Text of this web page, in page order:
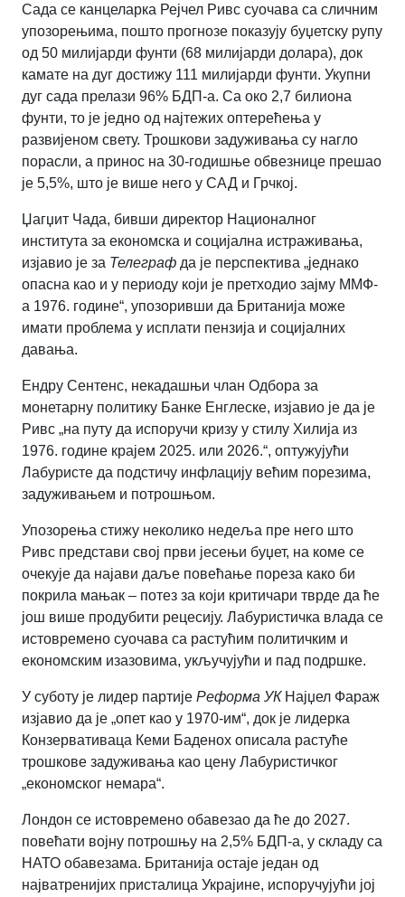
Сада се канцеларка Рејчел Ривс суочава са сличним
упозорењима, пошто прогнозе показују буџетску рупу
од 50 милијарди фунти (68 милијарди долара), док
камате на дуг достижу 111 милијарди фунти. Укупни
дуг сада прелази 96% БДП-а. Са око 2,7 билиона
фунти, то је једно од најтежих оптерећења у
развијеном свету. Трошкови задуживања су нагло
порасли, а принос на 30-годишње обвезнице прешао
је 5,5%, што је више него у САД и Грчкој.
Џагџит Чада, бивши директор Националног
института за економска и социјална истраживања,
изјавио је за Телеграф да је перспектива „једнако
опасна као и у периоду који је претходио зајму ММФ-
а 1976. године“, упозоривши да Британија може
имати проблема у исплати пензија и социјалних
давања.
Ендру Сентенс, некадашњи члан Одбора за
монетарну политику Банке Енглеске, изјавио је да је
Ривс „на путу да испоручи кризу у стилу Хилија из
1976. године крајем 2025. или 2026.“, оптужујући
Лабуристе да подстичу инфлацију већим порезима,
задуживањем и потрошњом.
Упозорења стижу неколико недеља пре него што
Ривс представи свој први јесењи буџет, на коме се
очекује да најави даље повећање пореза како би
покрила мањак – потез за који критичари тврде да ће
још више продубити рецесију. Лабуристичка влада се
истовремено суочава са растућим политичким и
економским изазовима, укључујући и пад подршке.
У суботу је лидер партије Реформа УКНајџел Фараж
изјавио да је „опет као у 1970-им“, док је лидерка
Конзервативаца Кеми Баденох описала растуће
трошкове задуживања као цену Лабуристичког
„економског немара“.
Лондон се истовремено обавезао да ће до 2027.
повећати војну потрошњу на 2,5% БДП-а, у складу са
НАТО обавезама. Британија остаје један од
најватренијих присталица Украјине, испоручујући јој